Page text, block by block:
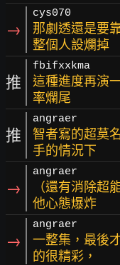
→
cys070
那劇透還是要
整個人設爛掉
推
fbifxxkma
這種進度再演
率爛尾
推
angraer
智者寫的超莫
手的情況下
→
angraer
（還有消除超
他心態爆炸
→
angraer
一整集，最後
的很精彩，